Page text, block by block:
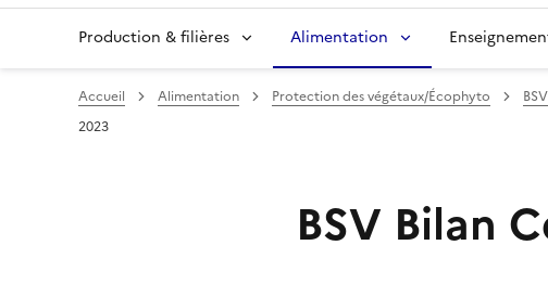
Production & filières Alimentation
Accueil Alimentation Protection des végétaux/Écophyto
2023
BSV Bilan